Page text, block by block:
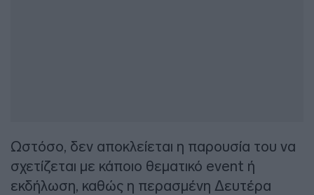
Ωστόσο, δεν αποκλείεται η παρουσία του να
σχετίζεται με κάποιο θεματικό event ή
εκδήλωση, καθώς η περασμένη Δευτέρα